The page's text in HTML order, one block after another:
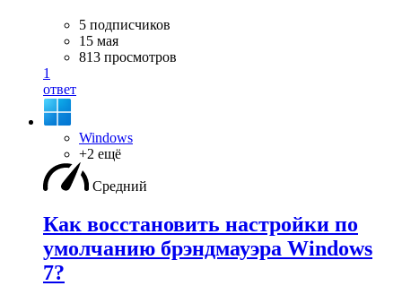
5 подписчиков
15 мая
813 просмотров
1
ответ
Windows
+2 ещё
Средний
Как восстановить настройки по
умолчанию брэндмауэра Windows
7?